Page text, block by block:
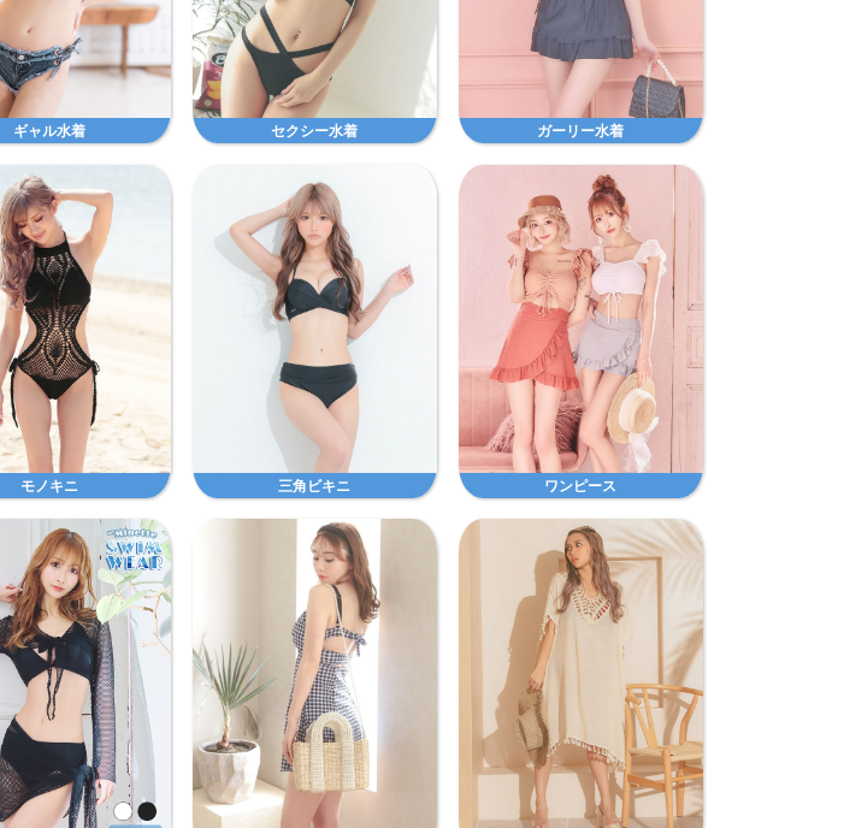
ギャル水着 セクシー水着 ガーリー水着
モノキニ 三角ビキニ ワンピース